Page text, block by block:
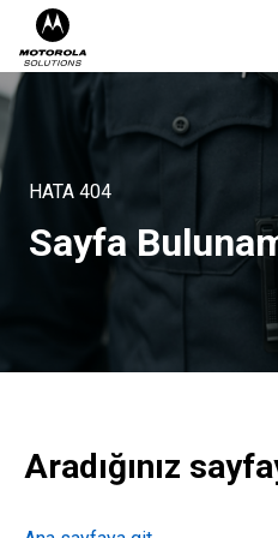
HATA 404
Sayfa
Aradığınız